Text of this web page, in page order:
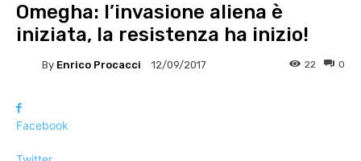
Omegha: l’invasione aliena è
iniziata, la resistenza ha inizio!
By Enrico Procacci 12/09/2017 0
22
Facebook